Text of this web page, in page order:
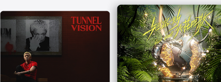
口
中
打
开)